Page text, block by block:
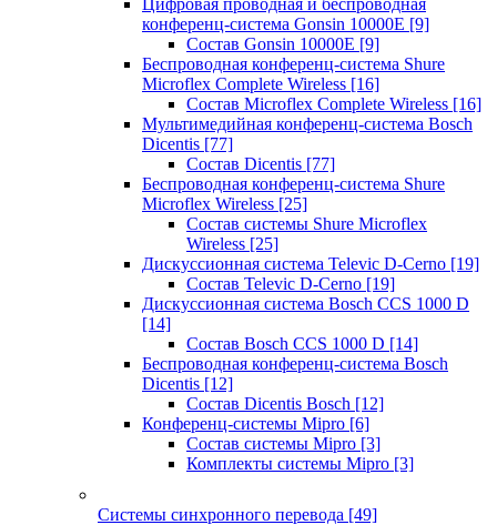
Цифровая проводная и беспроводная
конференц-система Gonsin 10000E [9]
Состав Gonsin 10000E [9]
Беспроводная конференц-система Shure
Microflex Complete Wireless [16]
Состав Microflex Complete Wireless [16]
Мультимедийная конференц-система Bosch
Dicentis [77]
Состав Dicentis [77]
Беспроводная конференц-система Shure
Microflex Wireless [25]
Состав системы Shure Microflex
Wireless [25]
Дискуссионная система Televic D-Cerno [19]
Состав Televic D-Cerno [19]
Дискуссионная система Bosch CCS 1000 D
[14]
Состав Bosch CCS 1000 D [14]
Беспроводная конференц-система Bosch
Dicentis [12]
Состав Dicentis Bosch [12]
Конференц-системы Mipro [6]
Состав системы Mipro [3]
Комплекты системы Mipro [3]
Системы синхронного перевода [49]